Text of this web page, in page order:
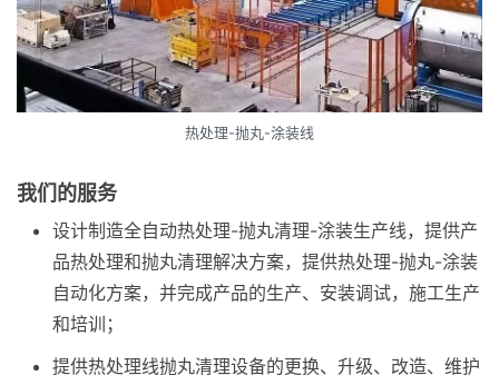
热处理-抛丸-涂装线
我们的服务
设计制造全自动热处理-抛丸清理-涂装生产线，提供产
品热处理和抛丸清理解决方案，提供热处理-抛丸-涂装
自动化方案，并完成产品的生产、安装调试，施工生产
和培训；
提供热处理线抛丸清理设备的更换、升级、改造、维护